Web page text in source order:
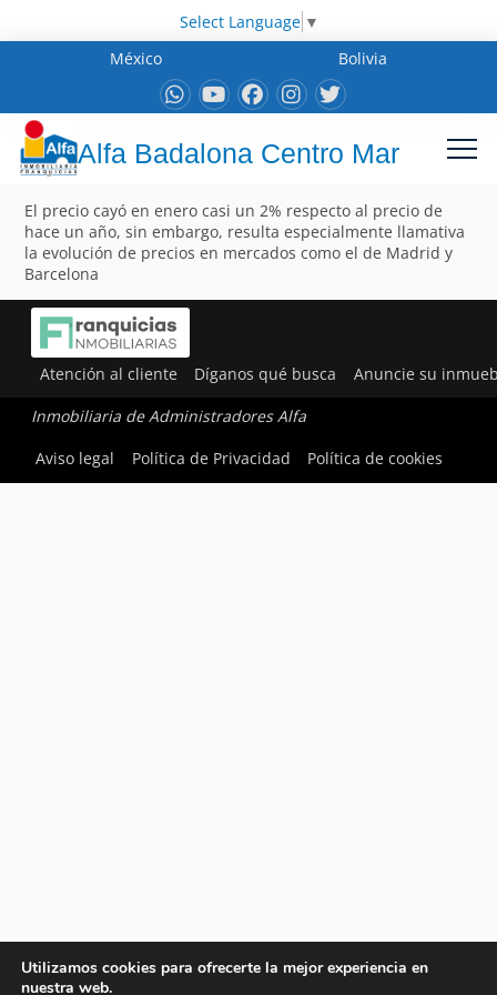
Select Language ▼
México
Bolivia
Alfa Badalona Centro Mar
El precio cayó en enero casi un 2% respecto al precio de
hace un año, sin embargo, resulta especialmente llamativa
la evolución de precios en mercados como el de Madrid y
Barcelona
Atención al cliente Díganos qué busca Anuncie su
Inmobiliaria de Administradores Alfa
Aviso legal
Política de Privacidad Política de cookies
Utilizamos cookies para ofrecerte la mejor experiencia en
nuestra web.